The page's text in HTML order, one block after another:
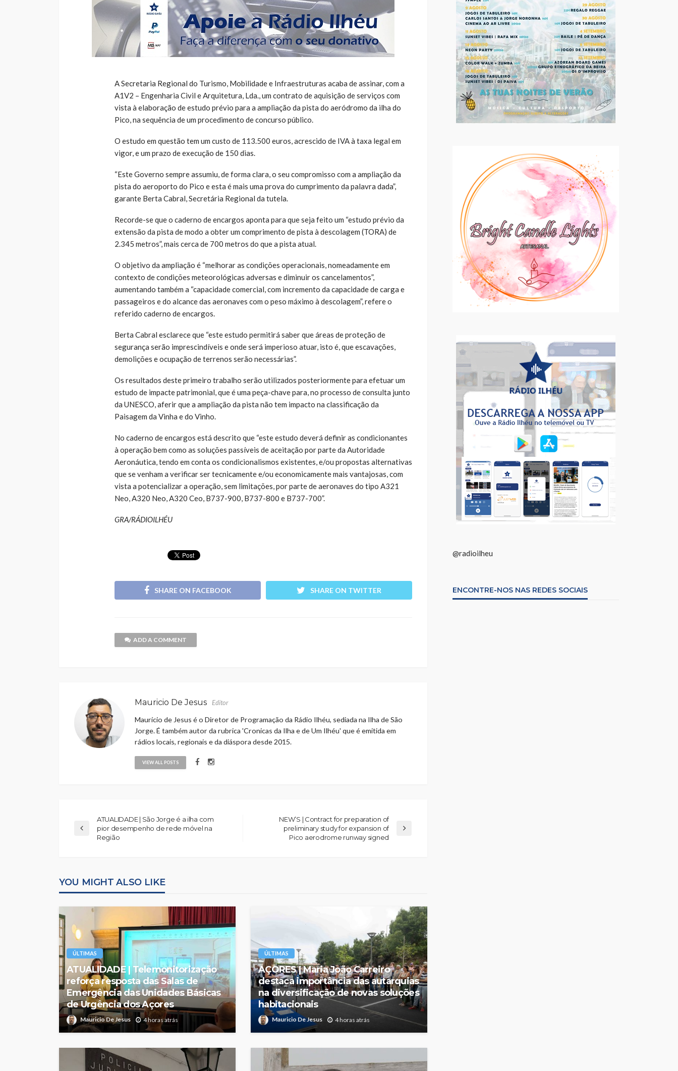
A Secretaria Regional do Turismo, Mobilidade e Infraestruturas acaba de assinar, com a
A1V2 – Engenharia Civil e Arquitetura, Lda., um contrato de aquisição de serviços com
vista à elaboração de estudo prévio para a ampliação da pista do aeródromo da ilha do
Pico, na sequência de um procedimento de concurso público.
O estudo em questão tem um custo de 113.500 euros, acrescido de IVA à taxa legal em
vigor, e um prazo de execução de 150 dias.
“Este Governo sempre assumiu, de forma clara, o seu compromisso com a ampliação da
pista do aeroporto do Pico e esta é mais uma prova do cumprimento da palavra dada”,
garante Berta Cabral, Secretária Regional da tutela.
Recorde-se que o caderno de encargos aponta para que seja feito um “estudo prévio da
extensão da pista de modo a obter um comprimento de pista à descolagem (TORA) de
2.345 metros”, mais cerca de 700 metros do que a pista atual.
O objetivo da ampliação é “melhorar as condições operacionais, nomeadamente em
contexto de condições meteorológicas adversas e diminuir os cancelamentos”,
aumentando também a “capacidade comercial, com incremento da capacidade de carga e
passageiros e do alcance das aeronaves com o peso máximo à descolagem”, refere o
referido caderno de encargos.
Berta Cabral esclarece que “este estudo permitirá saber que áreas de proteção de
segurança serão imprescindíveis e onde será imperioso atuar, isto é, que escavações,
demolições e ocupação de terrenos serão necessárias”.
Os resultados deste primeiro trabalho serão utilizados posteriormente para efetuar um
estudo de impacte patrimonial, que é uma peça-chave para, no processo de consulta junto
da UNESCO, aferir que a ampliação da pista não tem impacto na classificação da
Paisagem da Vinha e do Vinho.
No caderno de encargos está descrito que “este estudo deverá definir as condicionantes
à operação bem como as soluções passíveis de aceitação por parte da Autoridade
Aeronáutica, tendo em conta os condicionalismos existentes, e/ou propostas alternativas
que se venham a verificar ser tecnicamente e/ou economicamente mais vantajosas, com
vista a potencializar a operação, sem limitações, por parte de aeronaves do tipo A321
Neo, A320 Neo, A320 Ceo, B737-900, B737-800 e B737-700”.
GRA/RÁDIOILHÉU
SHARE ON FACEBOOK SHARE ON TWITTER
ADD A COMMENT
Mauricio De Jesus Editor
Maurício de Jesus é o Diretor de Programação da Rádio Ilhéu, sediada na Ilha de São
Jorge. É também autor da rubrica 'Cronicas da Ilha e de Um Ilhéu' que é emitida em
rádios locais, regionais e da diáspora desde 2015.
VIEW ALL POSTS
ATUALIDADE | São Jorge é a ilha com
pior desempenho de rede móvel na
Região
NEW’S | Contract for preparation of
preliminary study for expansion of
Pico aerodrome runway signed
YOU MIGHT ALSO LIKE
ÚLTIMAS
ATUALIDADE | Telemonitorização
reforça resposta das Salas de
Emergência das Unidades Básicas
de Urgência dos Açores
Mauricio De Jesus 4 horas atrás
ÚLTIMAS
AÇORES | Maria João Carreiro
destaca importância das autarquias
na diversificação de novas soluções
habitacionais
Mauricio De Jesus 4 horas atrás
@radioilheu
ENCONTRE-NOS NAS REDES SOCIAIS